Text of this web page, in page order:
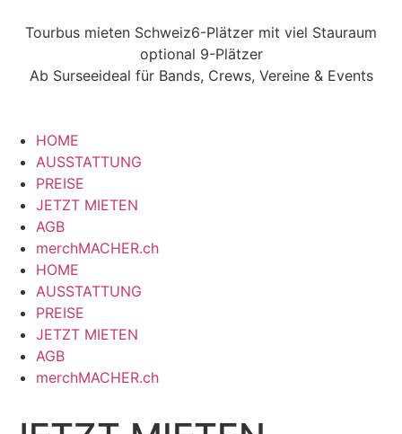
Tourbus mieten Schweiz6-Plätzer mit viel Stauraum
optional 9-Plätzer
Ab Surseeideal für Bands, Crews, Vereine & Events
HOME
AUSSTATTUNG
PREISE
JETZT MIETEN
AGB
merchMACHER.ch
HOME
AUSSTATTUNG
PREISE
JETZT MIETEN
AGB
merchMACHER.ch